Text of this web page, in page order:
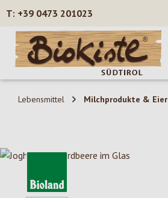
Zum Hauptinhalt springen
+39 0473 201023
Lebensmittel Milchprodukte & Eier
Bildergalerie überspringen